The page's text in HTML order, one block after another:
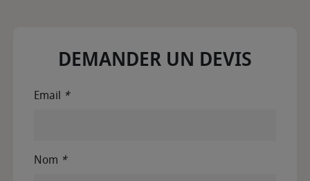
DEMANDER UN DEVIS
Email *
Nom *